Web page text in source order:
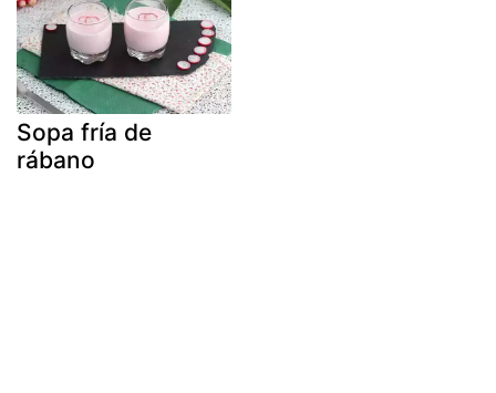
Sopa fría de
rábano